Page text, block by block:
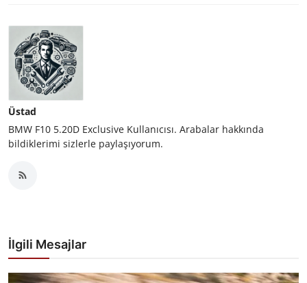
Üstad
BMW F10 5.20D Exclusive Kullanıcısı. Arabalar hakkında
bildiklerimi sizlerle paylaşıyorum.
İlgili Mesajlar